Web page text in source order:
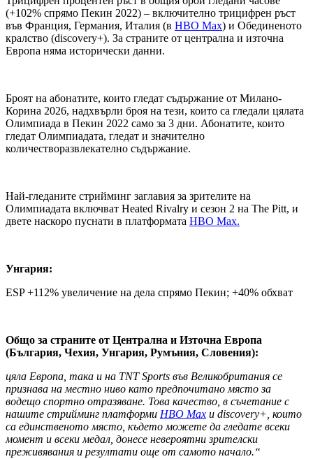
(+102% спрямо Пекин 2022) – включително трицифрен ръст
във Франция, Германия, Италия (в HBO Max) и Обединеното
кралство (discovery+). За страните от централна и източна
Европа няма исторически данни.
Броят на абонатите, които гледат съдържание от Милано-
Корина 2026, надхвърли броя на тези, които са гледали цялата
Олимпиада в Пекин 2022 само за 3 дни. Абонатите, които
гледат Олимпиадата, гледат и значително
количестворазвлекателно съдържание.
Най-гледаните стрийминг заглавия за зрителите на
Олимпиадата включват Heated Rivalry и сезон 2 на The Pitt, и
двете наскоро пуснати в платформата HBO Max.
Унгария:
ESP +112% увеличение на дела спрямо Пекин; +40% обхват
Общо за страните от Централна и Източна Европа
(България, Чехия, Унгария, Румъния, Словения):
цяла Европа, така и на TNT Sports във Великобритания се
признава на местно ниво като предпочитано място за
водещо спортно отразяване. Това качество, в съчетание с
нашите стрийминг платформи HBO Max и discovery+, които
са единственото място, където можете да гледате всеки
момент и всеки медал, донесе невероятни зрителски
преживявания и резултати още от самото начало.“